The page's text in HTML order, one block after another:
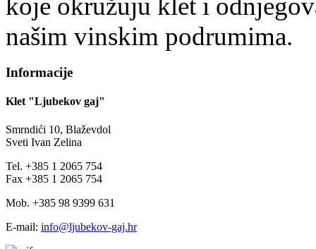
koje okružuju klet i
našim vinskim podrumima.
Informacije
Klet "Ljubekov gaj"
Smrndići 10, Blaževdol
Sveti Ivan Zelina
Tel. +385 1 2065 754
Fax +385 1 2065 754
Mob. +385 98 9399 631
E-mail: info@ljubekov-gaj.hr